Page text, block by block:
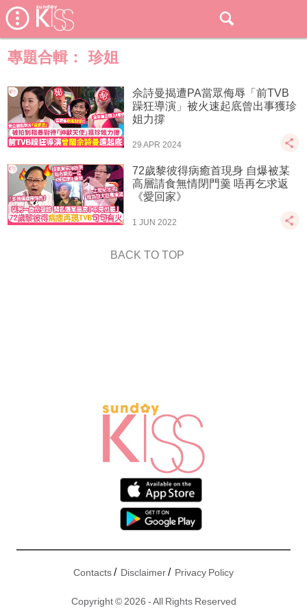
專題合輯： 珍姐
佘詩曼揭遭PA當眾侮辱「前TVB
躁狂導演」被火速起底曾出事獲珍
姐力撐
29 APR 2024
72歲黎彼得病癒首現身 自爆被某
高層請食無情閉門羹 唔再乞求返
《愛回家》
1 JUN 2022
BACK TO TOP
Contacts/ Disclaimer/ Privacy Policy
Copyright © 2026 - All Rights Reserved